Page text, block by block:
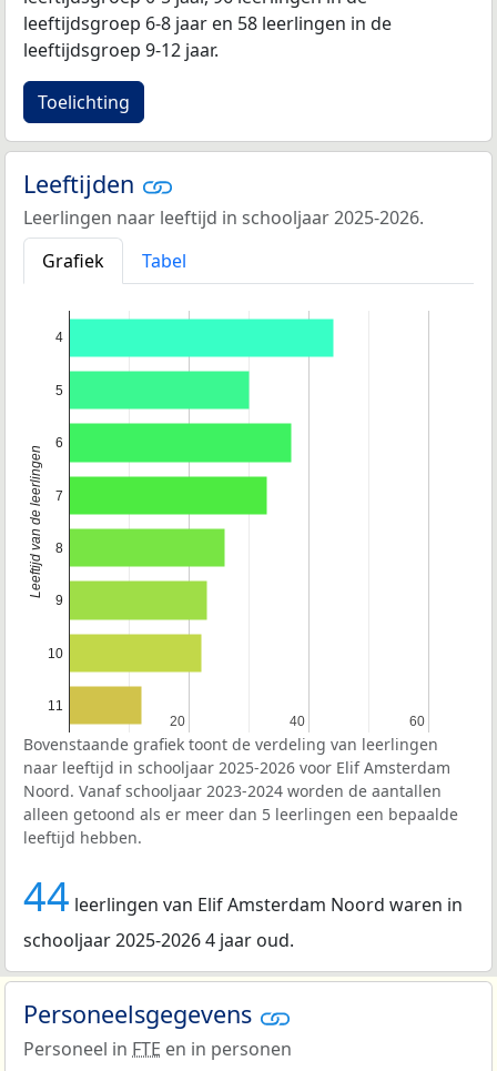
leeftijdsgroep 6-8 jaar en 58 leerlingen in de
leeftijdsgroep 9-12 jaar.
Toelichting
Leeftijden
Leerlingen naar leeftijd in schooljaar 2025-2026.
Grafiek
Tabel
20
20 40
40 60
60
4
5
6
7
8
9
10
11
Leeftijd van de leerlingen
Bovenstaande grafiek toont de verdeling van leerlingen
naar leeftijd in schooljaar 2025-2026 voor Elif Amsterdam
Noord. Vanaf schooljaar 2023-2024 worden de aantallen
alleen getoond als er meer dan 5 leerlingen een bepaalde
leeftijd hebben.
44 leerlingen van Elif Amsterdam Noord waren in
schooljaar 2025-2026 4 jaar oud.
Personeelsgegevens
Personeel in FTE en in personen